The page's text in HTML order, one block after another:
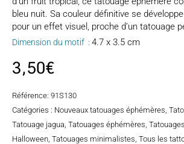
bleu nuit. Sa couleur définitive se
pour un effet visuel, proche d’un tatouage
Dimension du motif : 4.7 x 3.5 cm
3,50€
Référence: 91S130
Catégories : Nouveaux tatouages éphémères
Tatouage jagua Tatouages éphémères
Halloween Tatouages minimalistes Tous les